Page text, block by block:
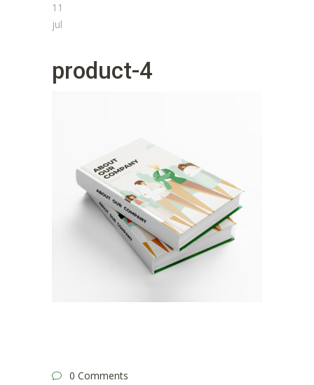
11
jul
product-4
0 Comments